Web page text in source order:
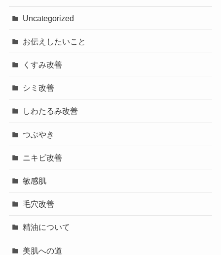
Uncategorized
お伝えしたいこと
くすみ改善
シミ改善
しわたるみ改善
つぶやき
ニキビ改善
敏感肌
毛穴改善
精油について
美肌への道